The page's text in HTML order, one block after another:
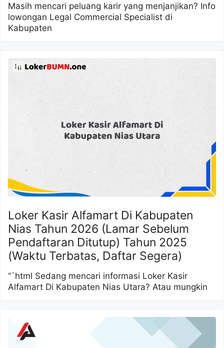
Masih mencari peluang karir yang menjanjikan? Info
lowongan Legal Commercial Specialist di
Kabupaten
Loker Kasir Alfamart Di Kabupaten
Nias Tahun 2026 (Lamar Sebelum
Pendaftaran Ditutup) Tahun 2025
(Waktu Terbatas, Daftar Segera)
“`html Sedang mencari informasi Loker Kasir
Alfamart Di Kabupaten Nias Utara? Atau mungkin